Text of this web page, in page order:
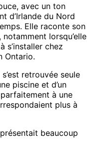
avec un ton
d’Irlande du Nord
Elle raconte son
lorsqu’elle
s’installer chez
Ontario.
retrouvée seule
piscine et d’un
à une
plus à
beaucoup